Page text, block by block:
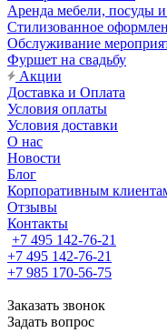
Аренда мебели, посуды
Стилизованное
Обслуживание
Фуршет на свадьбу
Акции
Доставка и Оплата
Условия оплаты
Условия доставки
О нас
Новости
Блог
Корпоративным
Отзывы
Контакты
+7 495 142-76-21
+7 495 142-76-21
+7 985 170-56-75
Заказать звонок
Задать вопрос